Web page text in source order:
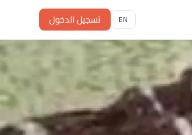
EN تسجيل الدخول